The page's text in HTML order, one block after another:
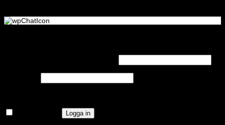
Obligatoriskt
Logga in